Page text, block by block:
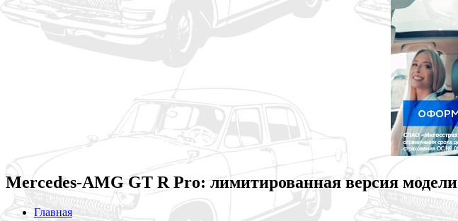
Mercedes-AMG GT R Pro: лимитированная версия модели
Главная